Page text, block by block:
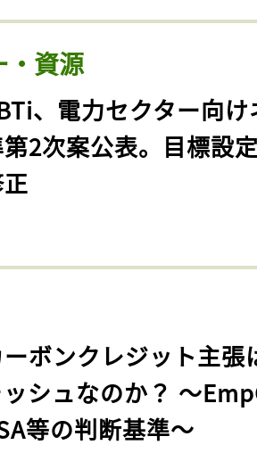
・資源
、電力セクター向
第2次案公表。目標設
ーボンクレジット主張
シュなのか？ 〜
等の判断基準〜